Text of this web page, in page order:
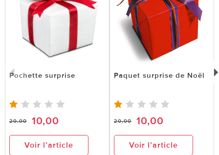
Pochette surprise
20,00 10,00
Voir l’article
Paquet surprise de Noël
20,00 10,00
Voir l’article